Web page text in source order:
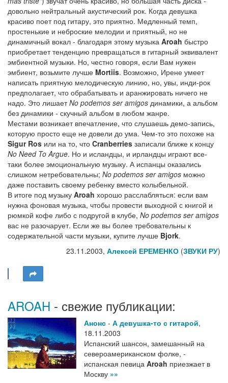
довольно нейтральный акустический рок. Когда девушка
красиво поет под гитару, это приятно. Медленный темп,
простенькие и неброские мелодии и приятный, но не
динамичный вокал - благодаря этому музыка Aroah быстро
приобретает тенденцию превращаться в гитарный эквивалент
эмбиентной музыки. Но, честно говоря, если Вам нужен
эмбиент, возьмите лучше Mortiis. Возможно, Ирене умеет
написать приятную мелодическую линию, но, увы, инди-рок
предполагает, что обрабатывать и аранжировать ничего не
надо. Это лишаетNo podemos ser amigos динамики, а альбом
без динамики - скучный альбом в любом жанре.
Местами возникает впечатление, что слушаешь демо-запись,
которую просто еще не довели до ума. Чем-то это похоже на
Sigur Ros или на то, что Cranberries записали ближе к концу
No Need To Argue. Но и исландцы, и ирландцы играют все-
таки более эмоциональную музыку. А испанцы оказались
слишком нетребовательны; No podemos ser amigos можно
даже поставить своему ребенку вместо колыбельной.
В итоге под музыку Aroah хорошо расслабляться: если вам
нужна фоновая музыка, чтобы провести выходной с книгой и
рюмкой кофе либо с подругой в клубе, No podemos ser amigos
вас не разочарует. Если же вы более требовательны к
содержательной части музыки, купите лучше Bjork.
23.11.2003, Алексей ЕРЕМЕНКО (ЗВУКИ РУ)
AROAH - свежие публикации:
Анонс - А девушка-то с гитарой,
18.11.2003
Испанский шансон, замешанный на
североамериканском фолке, -
испанская певица Aroah приезжает в
Москву »»